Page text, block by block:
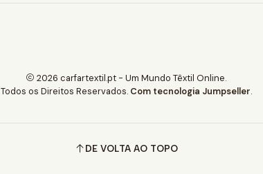
2026 carfartextil.pt - Um Mundo Têxtil Online.
Todos os Direitos Reservados. Com tecnologia Jumpseller.
DE VOLTA AO TOPO